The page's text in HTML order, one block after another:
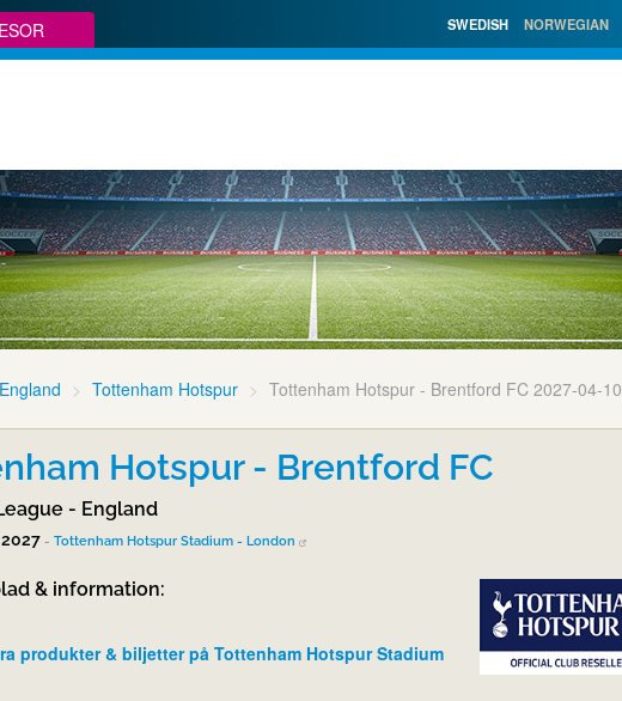
SWEDISH NORWEGIAN
Tottenham Hotspur Tottenham Hotspur - Brentford FC 2027-04-10
Hotspur - Brentford FC
- England
- Tottenham Hotspur Stadium - London
& information:
produkter & biljetter på Tottenham Hotspur Stadium